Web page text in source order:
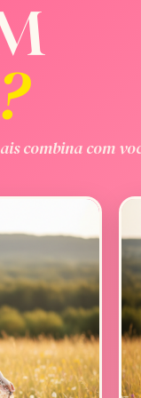
combina com